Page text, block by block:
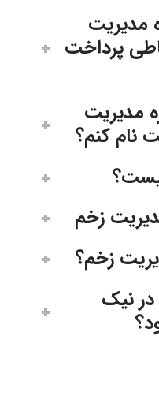
مدیریت
پرداخت
مدیریت
نام کنم؟
زخم
زخم؟
نیک